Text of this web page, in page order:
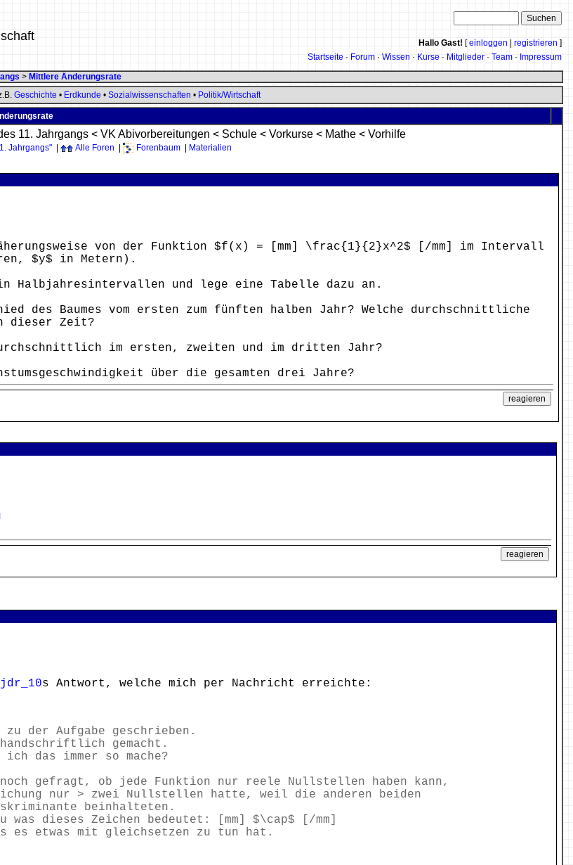
Hallo Gast! [einloggen registrieren ]
Startseite · Forum · Wissen · Kurse · Mitglieder · Team · Impressum
> Mittlere Änderungsrate
Geschichte • Erdkunde • Sozialwissenschaften • Politik/Wirtschaft
11. Jahrgangs < VK Abivorbereitungen < Schule < Vorkurse < Mathe < Vorhilfe
Jahrgangs" Alle Foren Forenbaum Materialien
näherungsweise von der Funktion $f(x) = [mm] \frac{1}{2}x^2$ [/mm] im Intervall
$y$ in Metern).
in Halbjahresintervallen und lege eine Tabelle dazu an.
des Baumes vom ersten zum fünften halben Jahr? Welche durchschnittliche
dieser Zeit?
im ersten, zweiten und im dritten Jahr?
über die gesamten drei Jahre?
s Antwort, welche mich per Nachricht erreichte:
der Aufgabe geschrieben.
gemacht.
das immer so mache?
gefragt, ob jede Funktion nur reele Nullstellen haben kann,
nur > zwei Nullstellen hatte, weil die anderen beiden
beinhalteten.
was dieses Zeichen bedeutet: [mm] $\cap$ [/mm]
es etwas mit gleichsetzen zu tun hat.